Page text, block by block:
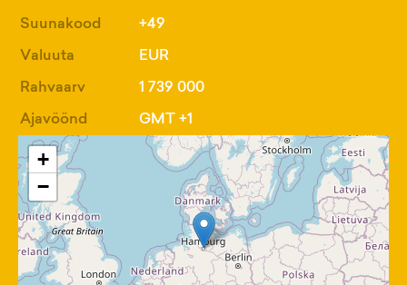
Suunakood
+49
Valuuta
EUR
Rahvaarv
1 739 000
Ajavöönd
GMT +1
+
−